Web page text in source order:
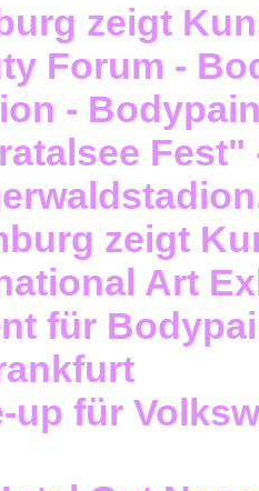
zeigt
Forum -
-
zeigt
Art
für
up für